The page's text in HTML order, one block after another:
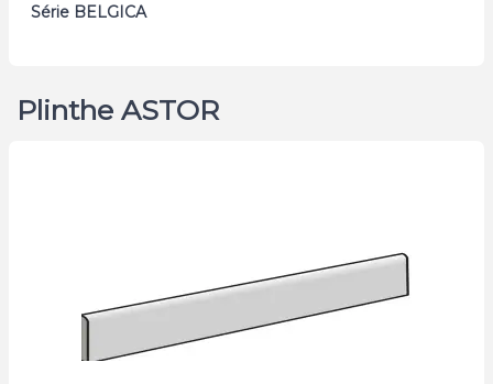
Série BELGICA
Plinthe ASTOR